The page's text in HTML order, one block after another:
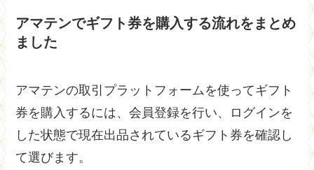
アマテンでギフト券を購入する流れをまとめ
ました
アマテンの取引プラットフォームを使ってギフト
券を購入するには、会員登録を行い、ログインを
した状態で現在出品されているギフト券を確認し
て選びます。